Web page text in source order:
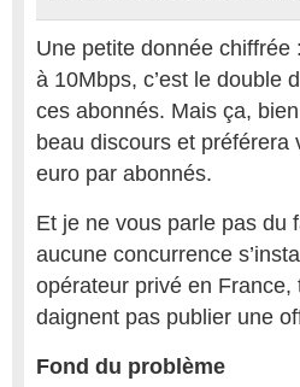
Une petite donnée
à 10Mbps, c’est le double
ces abonnés. Mais ça,
beau discours et préférera
euro par abonnés.
Et je ne vous parle pas du
aucune concurrence
opérateur privé en
daignent pas publier une
Fond du problème